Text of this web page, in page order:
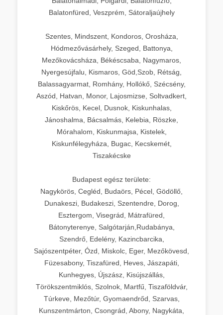
Balatonfüred, Veszprém, Sátoraljaújhely
Szentes, Mindszent, Kondoros, Orosháza,
Hódmezővásárhely, Szeged, Battonya,
Mezőkovácsháza, Békéscsaba, Nagymaros,
Nyergesújfalu, Kismaros, Göd,Szob, Rétság,
Balassagyarmat, Romhány, Hollókő, Szécsény,
Aszód, Hatvan, Monor, Lajosmizse, Soltvadkert,
Kiskőrös, Kecel, Dusnok, Kiskunhalas,
Jánoshalma, Bácsalmás, Kelebia, Röszke,
Mórahalom, Kiskunmajsa, Kistelek,
Kiskunfélegyháza, Bugac, Kecskemét,
Tiszakécske
Budapest egész területe:
Nagykörös, Cegléd, Budaörs, Pécel, Gödöllő,
Dunakeszi, Budakeszi, Szentendre, Dorog,
Esztergom, Visegrád, Mátrafüred,
Bátonyterenye, Salgótarján,Rudabánya,
Szendrő, Edelény, Kazincbarcika,
Sajószentpéter, Ózd, Miskolc, Eger, Mezőkövesd,
Füzesabony, Tiszafüred, Heves, Jászapáti,
Kunhegyes, Újszász, Kisújszállás,
Törökszentmiklós, Szolnok, Martfű, Tiszaföldvár,
Túrkeve, Mezőtúr, Gyomaendrőd, Szarvas,
Kunszentmárton, Csongrád, Abony, Nagykáta,